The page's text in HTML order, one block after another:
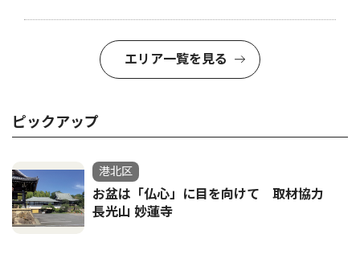
エリア一覧を見る
ピックアップ
港北区
お盆は「仏心」に目を向けて 取材協力
長光山 妙蓮寺